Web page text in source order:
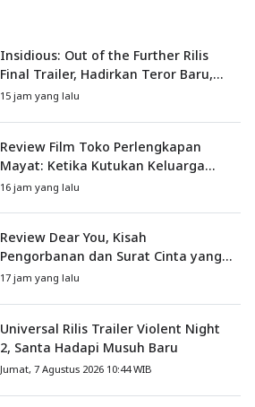
Insidious: Out of the Further Rilis
Final Trailer, Hadirkan Teror Baru,
Iblis Kini Masuk ke Dunia Manusia
15 jam yang lalu
Review Film Toko Perlengkapan
Mayat: Ketika Kutukan Keluarga
Menjadi Sumber Teror yang
16 jam yang lalu
Review Dear You, Kisah
Pengorbanan dan Surat Cinta yang
Menyentuh Hati
17 jam yang lalu
Universal Rilis Trailer Violent Night
2, Santa Hadapi Musuh Baru
Jumat, 7 Agustus 2026 10:44 WIB